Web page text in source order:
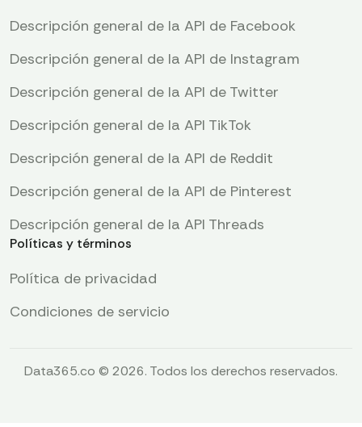
Descripción general de la API de Facebook
Descripción general de la API de Instagram
Descripción general de la API de Twitter
Descripción general de la API TikTok
Descripción general de la API de Reddit
Descripción general de la API de Pinterest
Descripción general de la API Threads
Políticas y términos
Política de privacidad
Condiciones de servicio
Data365.co © 2026. Todos los derechos reservados.